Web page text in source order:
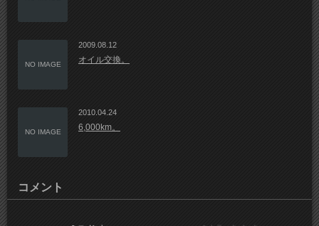
NO IMAGE
2009.08.12
オイル交換。
NO IMAGE
2010.04.24
6,000km。
コメント